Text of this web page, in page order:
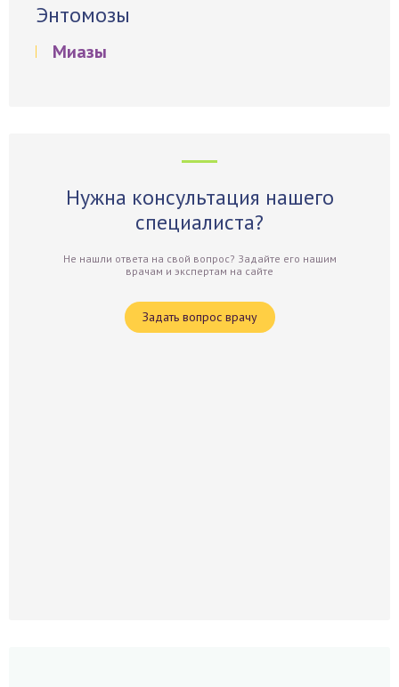
Энтомозы
Миазы
Нужна консультация нашего
специалиста?
Не нашли ответа на свой вопрос? Задайте его нашим
врачам и экспертам на сайте
Задать вопрос врачу